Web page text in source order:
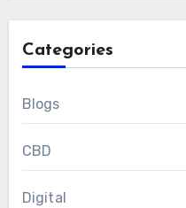
Categories
Blogs
CBD
Digital